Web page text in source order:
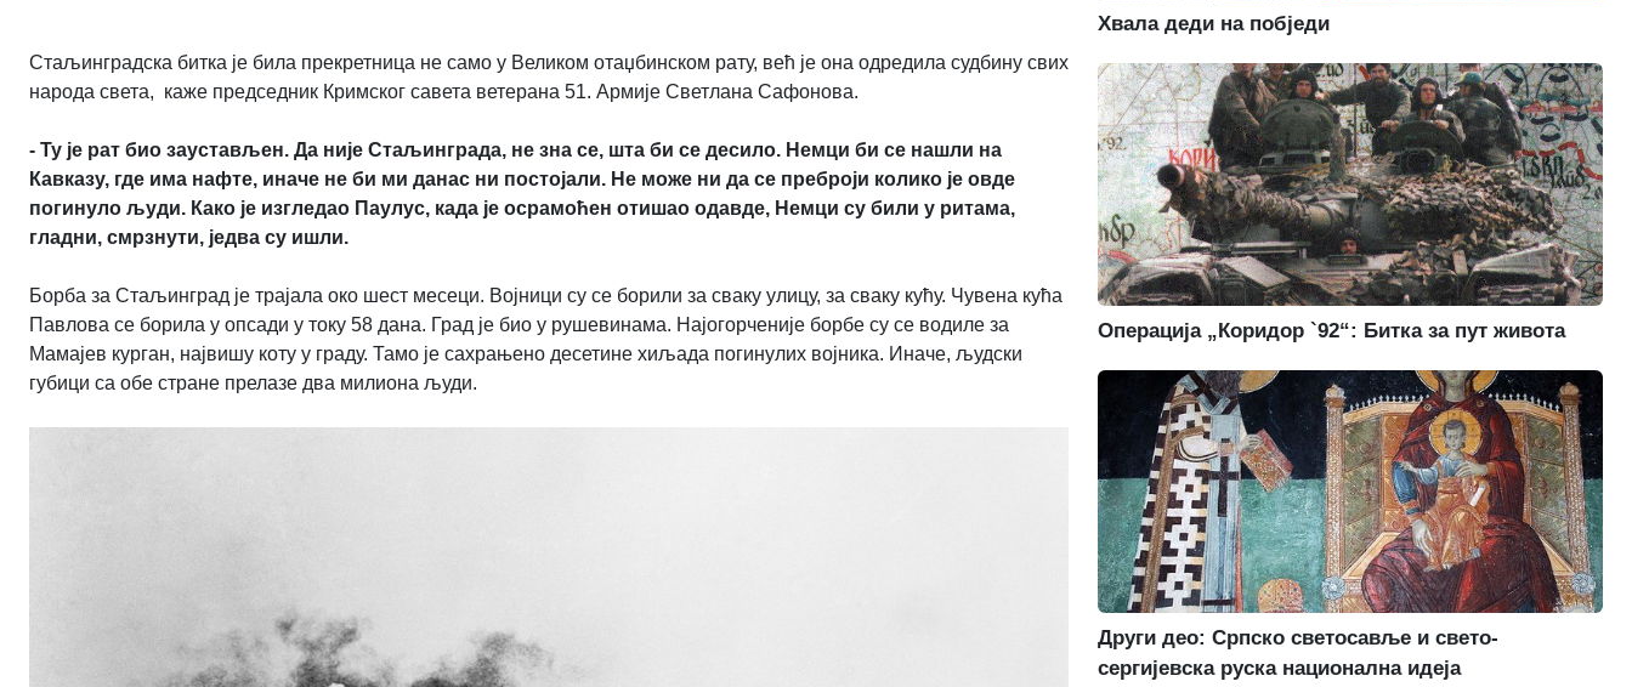
Стаљинградска битка је била прекретница не само у Великом отаџбинском рату, већ је она одредила судбину свих
народа света, каже председник Кримског савета ветерана 51. Армије Светлана Сафонова.
- Ту је рат био заустављен. Да није Стаљинграда, не зна се, шта би се десило. Немци би се нашли на
Кавказу, где има нафте, иначе не би ми данас ни постојали. Не може ни да се преброји колико је овде
погинуло људи. Како је изгледао Паулус, када је осрамоћен отишао одавде, Немци су били у ритама,
гладни, смрзнути, једва су ишли.
Борба за Стаљинград је трајала око шест месеци. Војници су се борили за сваку улицу, за сваку кућу. Чувена кућа
Павлова се борила у опсади у току 58 дана. Град је био у рушевинама. Најогорченије борбе су се водиле за
Мамајев курган, највишу коту у граду. Тамо је сахрањено десетине хиљада погинулих војника. Иначе, људски
губици са обе стране прелазе два милиона људи.
Хвала деди на побједи
Операција „Коридор `92“: Битка за пут живота
Други део: Српско светосавље и свето-
сергијевска руска национална идеја